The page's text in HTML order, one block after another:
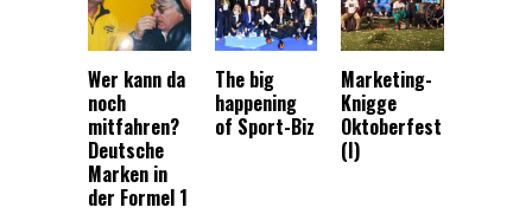
Wer kann da
noch
mitfahren?
Deutsche
Marken in
der Formel 1
The big
happening
of Sport-Biz
Marketing-
Knigge
Oktoberfest
(I)